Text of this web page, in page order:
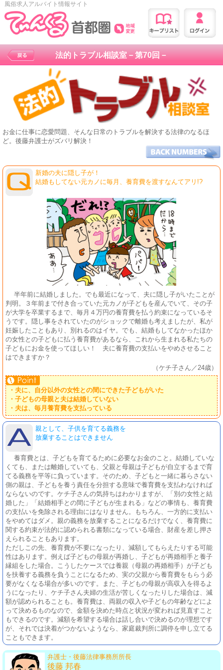
風俗求人アルバイト情報サイト
法的トラブル相談室－第70回－
お金に仕事に恋愛問題、そんな日常のトラブルを解決する法律のなるほ
ど。後藤弁護士がズバリ解決！
新婚の夫に隠し子が！
結婚もしてない元カノに毎月、養育費を渡すなんてアリ!?
半年前に結婚しました。でも最近になって、夫に隠し子がいたことが
判明。３年前まで付き合っていた元カノが子どもを産んでいて、その子
が大学を卒業するまで、毎月４万円の養育費を払う約束になっているそ
うです。隠し事をされていたのがショックで離婚も考えましたが、私が
妊娠したこともあり、別れるのはイヤ。でも、結婚もしてなかったほか
の女性との子どもに払う養育費があるなら、これから生まれる私たちの
子どもにお金を使ってほしい！ 夫に養育費の支払いをやめさせること
はできますか？
（ケチ子さん／24歳）
・夫に、自分以外の女性との間にできた子どもがいた
・子どもの母親と夫は結婚していない
・夫は、毎月養育費を支払っている
親として、子供を育てる義務を
放棄することはできません
養育費とは、子どもを育てるために必要なお金のこと。結婚していな
くても、または離婚していても、父親と母親は子どもが自立するまで育
てる義務を平等に負っています。そのため、子どもと一緒に暮らさない
側の親は、子どもを養う責任を分担する意味で養育費を支払わなければ
ならないのです。ケチ子さんの気持ちはわかりますが、「別の女性と結
婚した」「結婚相手との間に子どもが生まれる」などの事情も、養育費
の支払いを免除される理由にはなりません。もちろん、一方的に支払い
をやめてはダメ。親の義務を放棄することになるだけでなく、養育費に
関する約束が法的に認められる書類になっている場合、財産を差し押さ
えられることもあります。
ただしこの先、養育費が不要になったり、減額してもらえたりする可能
性はあります。例えば子どもの母親が再婚し、子どもが再婚相手と養子
縁組をした場合。こうしたケースでは養親（母親の再婚相手）が子ども
を扶養する義務を負うことになるため、実の父親から養育費をもらう必
要がなくなる場合が多いのです。また、子どもの母親が高収入を得るよ
うになったり、ケチ子さん夫婦の生活が苦しくなったりした場合は、減
額が認められることも。養育費は、両親の収入や子どもの年齢などによ
って決めるものなので、金額を決めた時点と状況が変われば見直すこと
もできるのです。減額を希望する場合は話し合いで決めるのが理想です
が、それでは決着がつかないようなら、家庭裁判所に調停を申し立てる
こともできます。
弁護士・後藤法律事務所所長
後藤 邦春